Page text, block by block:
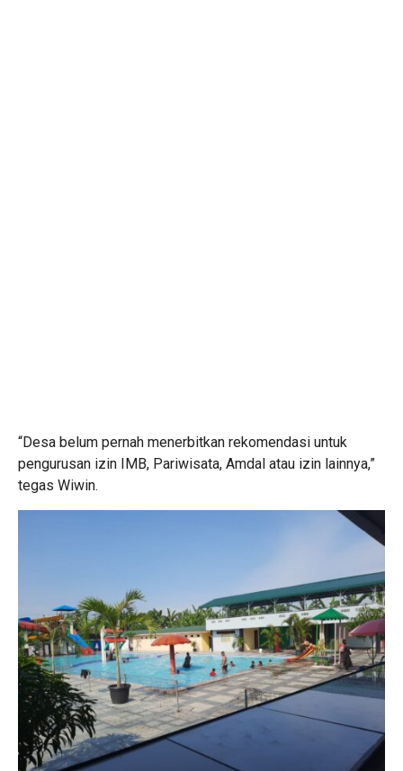
“Desa belum pernah menerbitkan rekomendasi untuk
pengurusan izin IMB, Pariwisata, Amdal atau izin lainnya,”
tegas Wiwin.